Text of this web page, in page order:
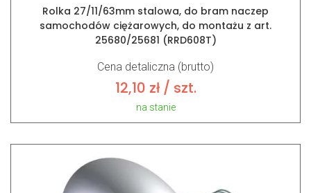
Rolka 27/11/63mm stalowa, do bram naczep
samochodów ciężarowych, do montażu z art.
25680/25681 (RRD608T)
Cena detaliczna (brutto)
12,10 zł/ szt.
na stanie